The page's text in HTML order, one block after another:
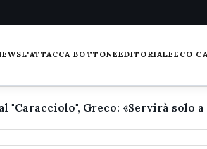
L'ATTACCA BOTTONEEDITORIALEECO